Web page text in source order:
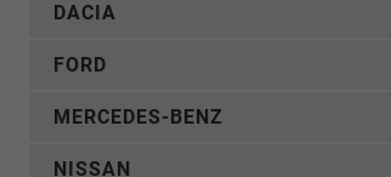
DACIA
FORD
MERCEDES-BENZ
NISSAN